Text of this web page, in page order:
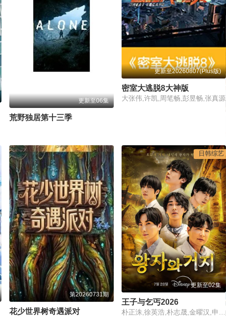
更新至06集
荒野独居第十三季
更新至20260807(Plus版)
密室大逃脱8大神版
大张伟,许凯,周笔畅,彭昱畅,张真源
第20260731期
花少世界树奇遇派对
日韩综艺
更新至02集
王子与乞丐2026